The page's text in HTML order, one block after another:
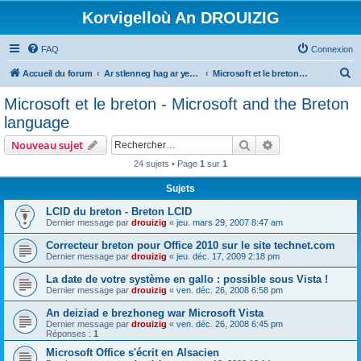
Korvigelloù An DROUIZIG
FAQ Connexion
Accueil du forum Ar stlenneg hag ar yezhoù bihan er bed a-bezh Microsoft et le breton - Microsoft and the Breton language
Microsoft et le breton - Microsoft and the Breton
language
Nouveau sujet Rechercher
24 sujets • Page 1 sur 1
Sujets
LCID du breton - Breton LCID
Dernier message par drouizig « jeu. mars 29, 2007 8:47 am
Correcteur breton pour Office 2010 sur le site technet.com
Dernier message par drouizig « jeu. déc. 17, 2009 2:18 pm
La date de votre système en gallo : possible sous Vista !
Dernier message par drouizig « ven. déc. 26, 2008 6:58 pm
An deiziad e brezhoneg war Microsoft Vista
Dernier message par drouizig « ven. déc. 26, 2008 6:45 pm
Réponses : 1
Microsoft Office s'écrit en Alsacien